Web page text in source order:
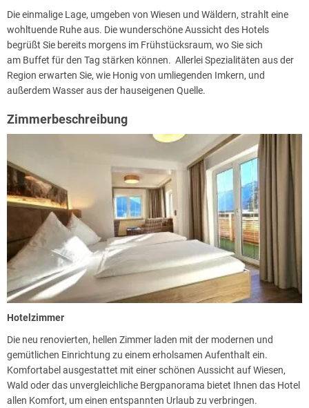
Die einmalige Lage, umgeben von Wiesen und Wäldern, strahlt eine
wohltuende Ruhe aus. Die wunderschöne Aussicht des Hotels
begrüßt Sie bereits morgens im Frühstücksraum, wo Sie sich
am Buffet für den Tag stärken können. Allerlei Spezialitäten aus der
Region erwarten Sie, wie Honig von umliegenden Imkern, und
außerdem Wasser aus der hauseigenen Quelle.
Zimmerbeschreibung
Hotelzimmer
Die neu renovierten, hellen Zimmer laden mit der modernen und
gemütlichen Einrichtung zu einem erholsamen Aufenthalt ein.
Komfortabel ausgestattet mit einer schönen Aussicht auf Wiesen,
Wald oder das unvergleichliche Bergpanorama bietet Ihnen das Hotel
allen Komfort, um einen entspannten Urlaub zu verbringen.